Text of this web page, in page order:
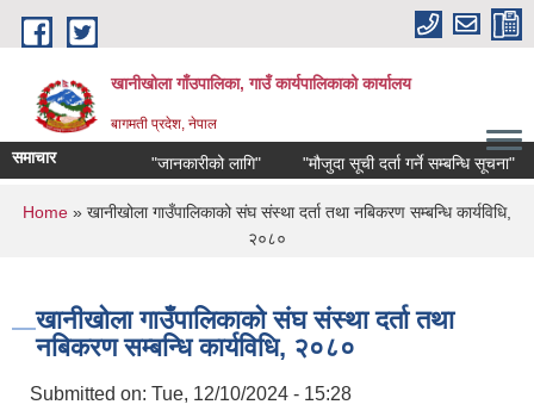
Skip to main content
खानीखोला गाँउपालिका, गाउँ कार्यपालिकाको कार्यालय
बागमती प्रदेश, नेपाल
समाचार "जानकारीको लागि" "मौजुदा सूची दर्ता गर्ने सम्बन्धि सूचना"
You are here
Home » खानीखोला गाउँपालिकाको संघ संस्था दर्ता तथा नबिकरण सम्बन्धि कार्यविधि,
२०८०
खानीखोला गाउँपालिकाको संघ संस्था दर्ता तथा
नबिकरण सम्बन्धि कार्यविधि, २०८०
Submitted on: Tue, 12/10/2024 - 15:28